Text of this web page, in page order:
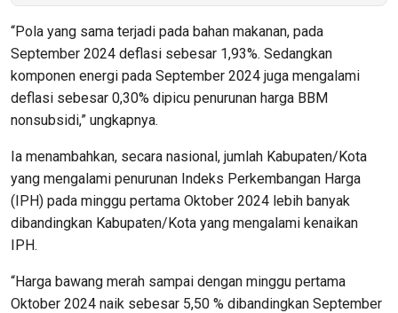
“Pola yang sama terjadi pada bahan makanan, pada
September 2024 deflasi sebesar 1,93%. Sedangkan
komponen energi pada September 2024 juga mengalami
deflasi sebesar 0,30% dipicu penurunan harga BBM
nonsubsidi,” ungkapnya.
Ia menambahkan, secara nasional, jumlah Kabupaten/Kota
yang mengalami penurunan Indeks Perkembangan Harga
(IPH) pada minggu pertama Oktober 2024 lebih banyak
dibandingkan Kabupaten/Kota yang mengalami kenaikan
IPH.
“Harga bawang merah sampai dengan minggu pertama
Oktober 2024 naik sebesar 5,50 % dibandingkan September